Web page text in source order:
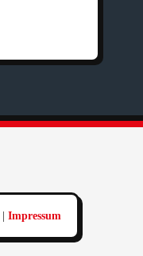
| Impressum